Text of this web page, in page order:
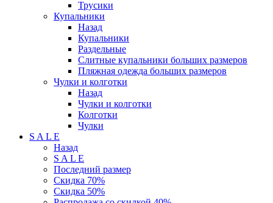
Трусики
Купальники
Назад
Купальники
Раздельные
Слитные купальники больших размеров
Пляжная одежда больших размеров
Чулки и колготки
Назад
Чулки и колготки
Колготки
Чулки
S A L E
Назад
S A L E
Последний размер
Скидка 70%
Скидка 50%